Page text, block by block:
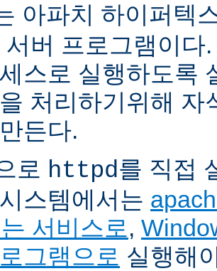
아파치 하이퍼텍
서버 프로그램이다
스로 실행하도록
처리하기위해 자
든다.
로 httpd를 직접
스템에서는
서비스로 ,
그램으로 실행해